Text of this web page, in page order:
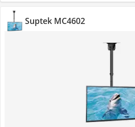
Suptek MC4602